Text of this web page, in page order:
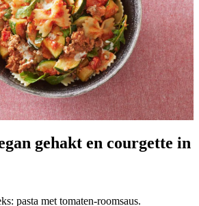
gehakt en courgette in
pasta met tomaten-roomsaus.